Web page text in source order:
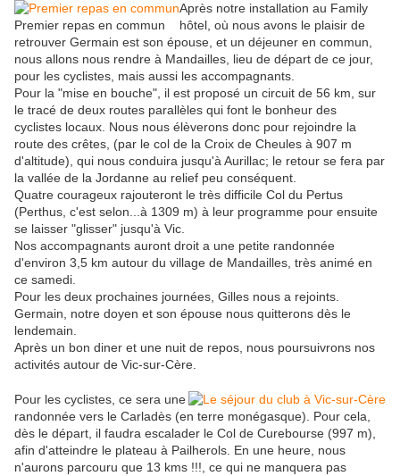
Premier repas en commun
Après notre installation au Family
hôtel, où nous avons le plaisir de
retrouver Germain est son épouse, et un déjeuner en commun,
nous allons nous rendre à Mandailles, lieu de départ de ce jour,
pour les cyclistes, mais aussi les accompagnants.
Pour la "mise en bouche", il est proposé un circuit de 56 km, sur
le tracé de deux routes parallèles qui font le bonheur des
cyclistes locaux. Nous nous élèverons donc pour rejoindre la
route des crêtes, (par le col de la Croix de Cheules à 907 m
d'altitude), qui nous conduira jusqu'à Aurillac; le retour se fera par
la vallée de la Jordanne au relief peu conséquent.
Quatre courageux rajouteront le très difficile Col du Pertus
(Perthus, c'est selon...à 1309 m) à leur programme pour ensuite
se laisser "glisser" jusqu'à Vic.
Nos accompagnants auront droit a une petite randonnée
d'environ 3,5 km autour du village de Mandailles, très animé en
ce samedi.
Pour les deux prochaines journées, Gilles nous a rejoints.
Germain, notre doyen et son épouse nous quitterons dès le
lendemain.
Après un bon diner et une nuit de repos, nous poursuivrons nos
activités autour de Vic-sur-Cère.
Pour les cyclistes, ce sera une
randonnée vers le Carladès (en terre monégasque). Pour cela,
dès le départ, il faudra escalader le Col de Curebourse (997 m),
afin d'atteindre le plateau à Pailherols. En une heure, nous
n'aurons parcouru que 13 kms !!!, ce qui ne manquera pas